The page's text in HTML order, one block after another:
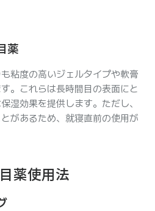
薬
粘度の高いジェルタイプや軟膏
。これらは長時間目の表面にと
湿効果を提供します。ただし、
があるため、就寝直前の使用が
薬使用法